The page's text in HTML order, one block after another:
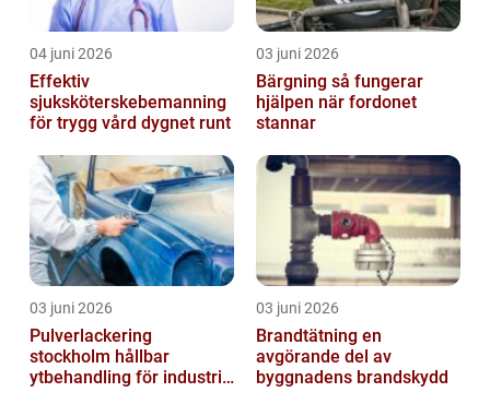
04 juni 2026
Effektiv
sjuksköterskebemanning
för trygg vård dygnet runt
03 juni 2026
Bärgning så fungerar
hjälpen när fordonet
stannar
03 juni 2026
Pulverlackering
stockholm hållbar
ytbehandling för industri
03 juni 2026
Brandtätning en
avgörande del av
byggnadens brandskydd